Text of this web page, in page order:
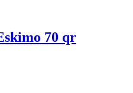
70 qr